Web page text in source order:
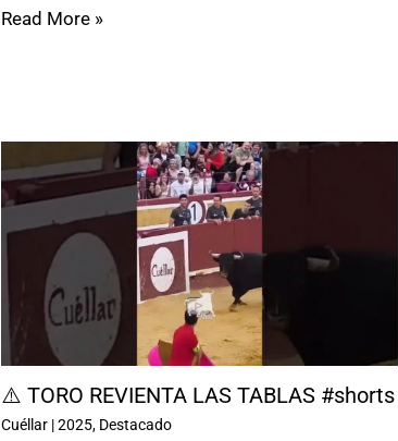
Read More »
⚠️ TORO REVIENTA LAS TABLAS #shorts
Cuéllar|2025, Destacado